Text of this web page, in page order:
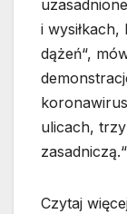
i
dążeń“,
ulicach,
zasadniczą.“
Czytaj